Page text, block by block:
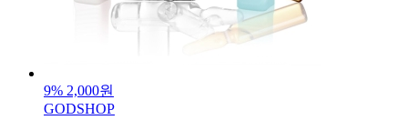
9% 2,000원
GODSHOP